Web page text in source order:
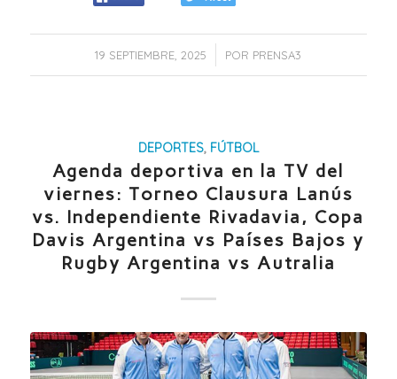
19 SEPTIEMBRE, 2025
/ POR PRENSA3
DEPORTES, FÚTBOL
Agenda deportiva en la TV del
viernes: Torneo Clausura Lanús
vs. Independiente Rivadavia, Copa
Davis Argentina vs Países Bajos y
Rugby Argentina vs Autralia